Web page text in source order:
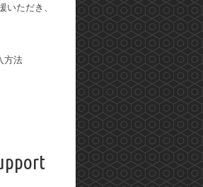
いただき、
方法